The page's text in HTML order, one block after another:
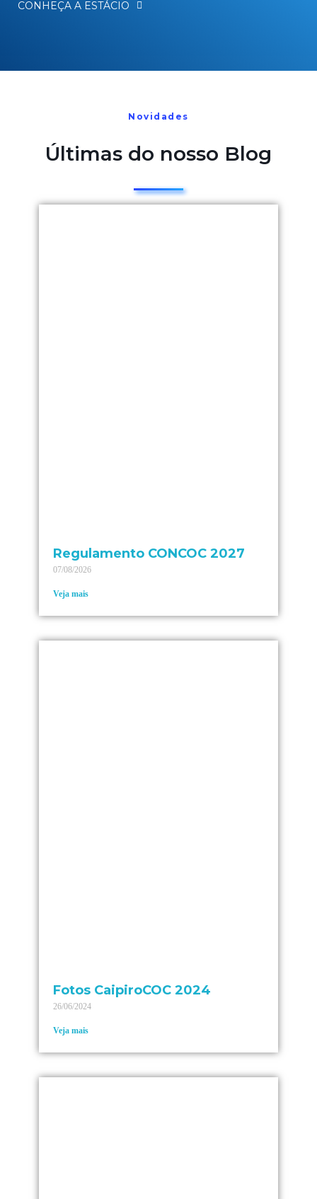
CONHEÇA A ESTÁCIO
Novidades
Últimas do nosso Blog
Regulamento CONCOC 2027
07/08/2026
Veja mais
Fotos CaipiroCOC 2024
26/06/2024
Veja mais